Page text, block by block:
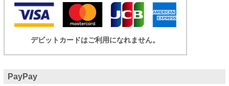
デビットカードはご利用になれません。
PayPay